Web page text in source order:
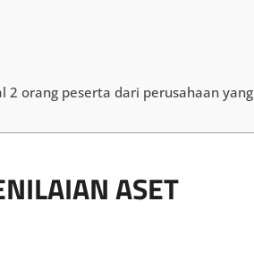
2 orang peserta dari perusahaan yang
ASET